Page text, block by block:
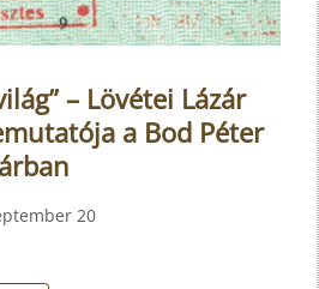
– Lövétei Lázár
a Bod Péter
20